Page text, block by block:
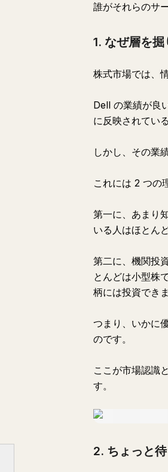
市場が見逃しているところで思考を広げる方法
誰がそれらのサ
1. なぜ層を
株式市場では、
Dell の業績が良
に反映されてい
しかし、その業
これには 2 つの
第一に、あまり
いる人はほとん
第二に、機関投
とんどは小型株
柄には投資できま
つまり、いかに
のです。
ここが市場認識
す。
2. ちょっと